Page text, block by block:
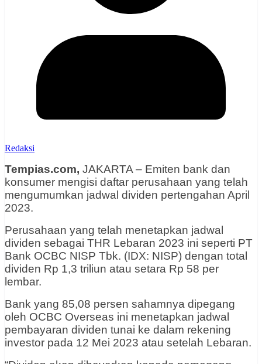
Redaksi
Tempias.com, JAKARTA – Emiten bank dan
konsumer mengisi daftar perusahaan yang telah
mengumumkan jadwal dividen pertengahan April
2023.
Perusahaan yang telah menetapkan jadwal
dividen sebagai THR Lebaran 2023 ini seperti PT
Bank OCBC NISP Tbk. (IDX: NISP) dengan total
dividen Rp 1,3 triliun atau setara Rp 58 per
lembar.
Bank yang 85,08 persen sahamnya dipegang
oleh OCBC Overseas ini menetapkan jadwal
pembayaran dividen tunai ke dalam rekening
investor pada 12 Mei 2023 atau setelah Lebaran.